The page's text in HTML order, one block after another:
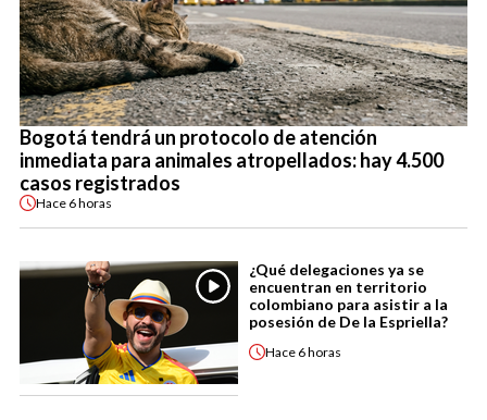
Bogotá tendrá un protocolo de atención
inmediata para animales atropellados: hay 4.500
casos registrados
Hace 6 horas
¿Qué delegaciones ya se
encuentran en territorio
colombiano para asistir a la
posesión de De la Espriella?
Hace 6 horas